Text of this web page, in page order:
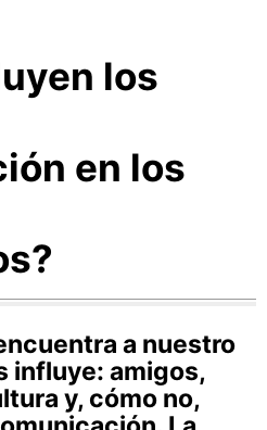
los
en los
a nuestro
influye: amigos,
y, cómo no,